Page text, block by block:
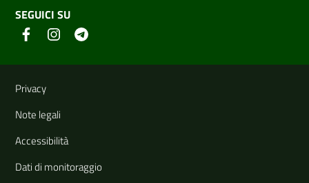
SEGUICI SU
Link e informazioni utili
Privacy
Note legali
Accessibilità
Dati di monitoraggio